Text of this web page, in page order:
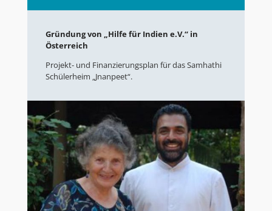
Gründung von „Hilfe für Indien e.V.“ in
Österreich
Projekt- und Finanzierungsplan für das Samhathi
Schülerheim „Jnanpeet“.